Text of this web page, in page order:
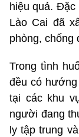
hiệu quả. Đặc
Lào Cai đã
phòng, chống
Trong tình
đều có
tại các khu
người đang
ly tập trung